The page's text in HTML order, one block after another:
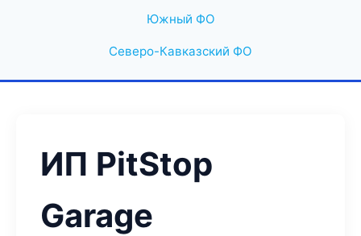
Южный ФО
Северо-Кавказский ФО
ИП PitStop
Garage